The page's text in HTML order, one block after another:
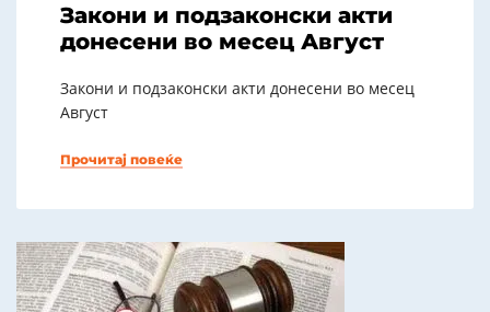
Закони и подзаконски акти
донесени во месец Август
Закони и подзаконски акти донесени во месец
Август
Прочитај повеќе